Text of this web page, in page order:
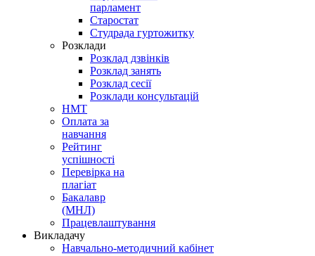
парламент
Старостат
Студрада гуртожитку
Розклади
Розклад дзвінків
Розклад занять
Розклад сесії
Розклади консультацій
НМТ
Оплата за
навчання
Рейтинг
успішності
Перевірка на
плагіат
Бакалавр
(МНЛ)
Працевлаштування
Викладачу
Навчально-методичний кабінет